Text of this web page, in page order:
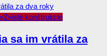
Zvislé konštrukcie
sa im vrátila za